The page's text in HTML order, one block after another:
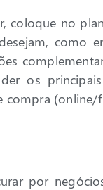
coloque no
como
os
(online/
por